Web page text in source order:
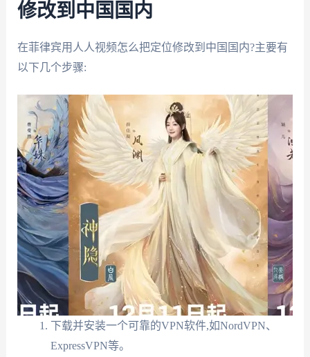
修改到中国国内
在菲律宾用人人视频怎么把定位修改到中国国内?主要有
以下几个步骤:
下载并安装一个可靠的VPN软件,如NordVPN、
ExpressVPN等。